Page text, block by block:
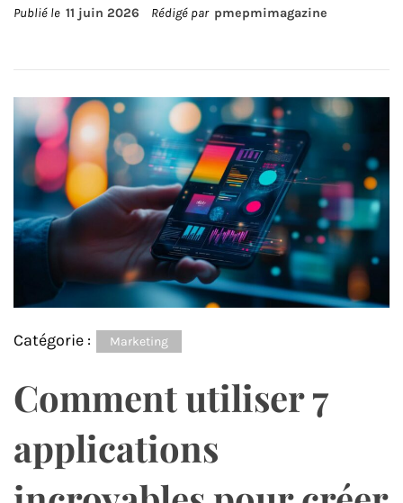
Publié le 11 juin 2026 Rédigé par pmepmimagazine
Catégorie : Marketing
Comment utiliser 7
applications